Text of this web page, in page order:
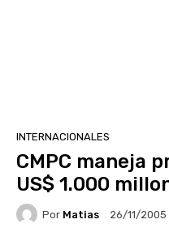
INTERNACIONALES
CMPC maneja
US$ 1.000
Por Matias 26/11/2005